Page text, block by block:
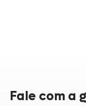
Fale com a